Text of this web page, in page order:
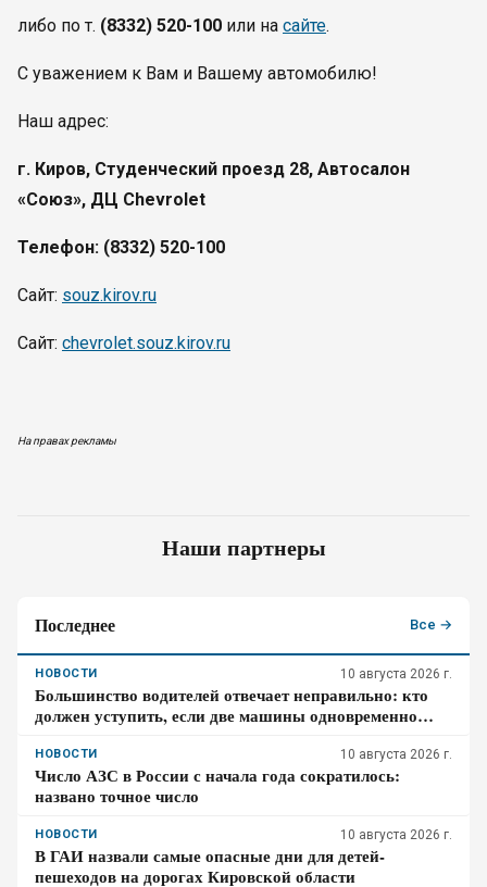
либо по т. (8332) 520-100 или на сайте.
С уважением к Вам и Вашему автомобилю!
Наш адрес:
г. Киров, Студенческий проезд 28, Автосалон
«Союз», ДЦ Chevrolet
Телефон: (8332) 520-100
Сайт: souz.kirov.ru
Сайт: chevrolet.souz.kirov.ru
На правах рекламы
Наши партнеры
Последнее Все →
НОВОСТИ 10 августа 2026 г.
Большинство водителей отвечает неправильно: кто
должен уступить, если две машины одновременно
НОВОСТИ 10 августа 2026 г.
Число АЗС в России с начала года сократилось:
названо точное число
НОВОСТИ 10 августа 2026 г.
В ГАИ назвали самые опасные дни для детей-
пешеходов на дорогах Кировской области